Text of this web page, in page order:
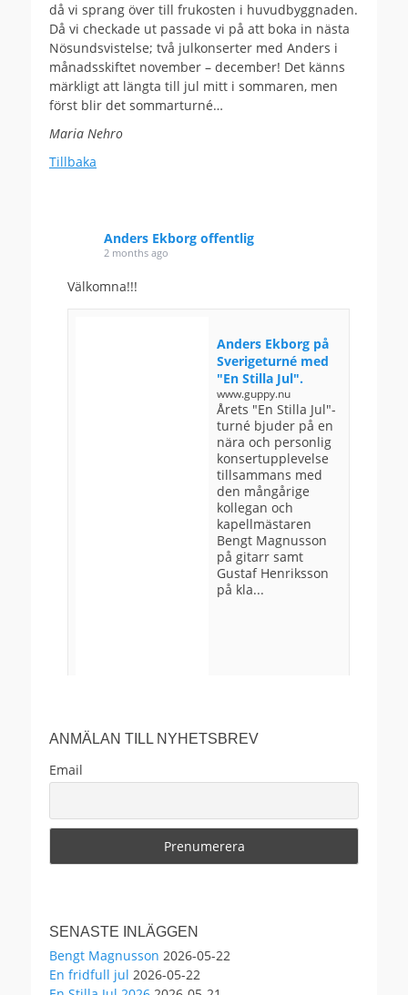
då vi sprang över till frukosten i huvudbyggnaden.
Då vi checkade ut passade vi på att boka in nästa
Nösundsvistelse; två julkonserter med Anders i
månadsskiftet november – december! Det känns
märkligt att längta till jul mitt i sommaren, men
först blir det sommarturné…
Maria Nehro
Tillbaka
Anders Ekborg offentlig
2 months ago
Välkomna!!!
Anders Ekborg på
Sverigeturné med
"En Stilla Jul".
www.guppy.nu
Årets "En Stilla Jul"-
turné bjuder på en
nära och personlig
konsertupplevelse
tillsammans med
den mångårige
kollegan och
kapellmästaren
Bengt Magnusson
på gitarr samt
Gustaf Henriksson
på kla...
View on Facebook · Share
29 0 4
Anders Ekborg offentlig
Välkomna!
ANMÄLAN TILL NYHETSBREV
Email
SENASTE INLÄGGEN
Bengt Magnusson 2026-05-22
En fridfull jul 2026-05-22